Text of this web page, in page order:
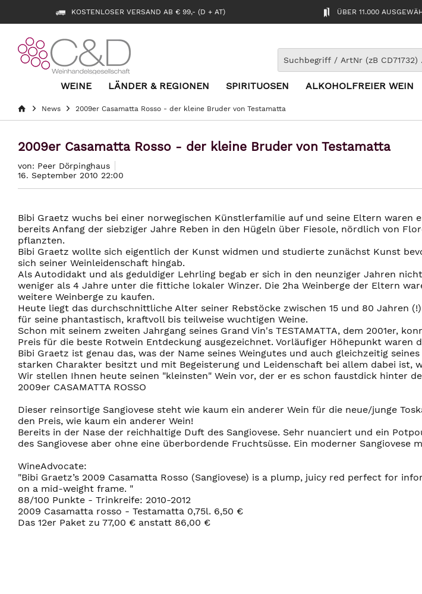
KOSTENLOSER VERSAND AB € 99,- (D + AT) ÜBER 11.000
WEINE LÄNDER & REGIONEN SPIRITUOSEN ALKOHOLFREIER WEIN
News 2009er Casamatta Rosso - der kleine Bruder von Testamatta
2009er Casamatta Rosso - der kleine Bruder von Testamatta
von: Peer Dörpinghaus
16. September 2010 22:00
Bibi Graetz wuchs bei einer norwegischen Künstlerfamilie auf und seine Eltern waren
bereits Anfang der siebziger Jahre Reben in den Hügeln über Fiesole, nördlich von
pflanzten.
Bibi Graetz wollte sich eigentlich der Kunst widmen und studierte zunächst Kunst
sich seiner Weinleidenschaft hingab.
Als Autodidakt und als geduldiger Lehrling begab er sich in den neunziger Jahren nicht
weniger als 4 Jahre unter die fittiche lokaler Winzer. Die 2ha Weinberge der Eltern
weitere Weinberge zu kaufen.
Heute liegt das durchschnittliche Alter seiner Rebstöcke zwischen 15 und 80
für seine phantastisch, kraftvoll bis teilweise wuchtigen Weine.
Schon mit seinem zweiten Jahrgang seines Grand Vin's TESTAMATTA, dem 2001er,
Preis für die beste Rotwein Entdeckung ausgezeichnet. Vorläufiger Höhepunkt waren
Bibi Graetz ist genau das, was der Name seines Weingutes und auch gleichzeitig
starken Charakter besitzt und mit Begeisterung und Leidenschaft bei allem dabei ist,
Wir stellen Ihnen heute seinen "kleinsten" Wein vor, der er es schon faustdick hinter
2009er CASAMATTA ROSSO
Dieser reinsortige Sangiovese steht wie kaum ein anderer Wein für die neue/junge
den Preis, wie kaum ein anderer Wein!
Bereits in der Nase der reichhaltige Duft des Sangiovese. Sehr nuanciert und ein
des Sangiovese aber ohne eine überbordende Fruchtsüsse. Ein moderner Sangiovese
WineAdvocate:
"Bibi Graetz’s 2009 Casamatta Rosso (Sangiovese) is a plump, juicy red perfect for
on a mid-weight frame. "
88/100 Punkte - Trinkreife: 2010-2012
2009 Casamatta rosso - Testamatta 0,75l. 6,50 €
Das 12er Paket zu 77,00 € anstatt 86,00 €